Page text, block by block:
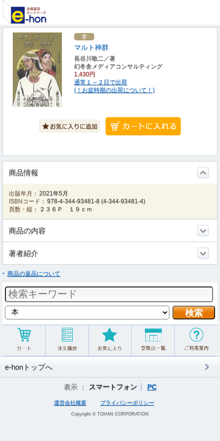
マルト神群
長谷川敬二／著
幻冬舎メディアコンサルティング
1,430円
通常１～２日で出荷
(！お盆時期の出荷について！)
商品情報
出版年月： 2021年5月
ISBNコード： 978-4-344-93481-8 (4-344-93481-4)
頁数・縦：
２３６Ｐ １９ｃｍ
商品の内容
著者紹介
商品の返品について
e-honトップへ
表示 ： スマートフォン PC
運営会社概要 プライバシーポリシー
Copyright © TOHAN CORPORATION